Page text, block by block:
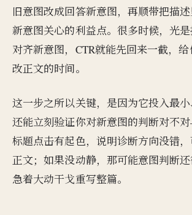
旧意图改成回答新意图，再顺带把描
新意图关心的利益点。很多时候，光
对齐新意图，CTR就能先回来一截，
改正文的时间。
这一步之所以关键，是因为它投入最小
还能立刻验证你对新意图的判断对不
标题点击有起色，说明诊断方向没错
正文；如果没动静，那可能意图判断
急着大动干戈重写整篇。